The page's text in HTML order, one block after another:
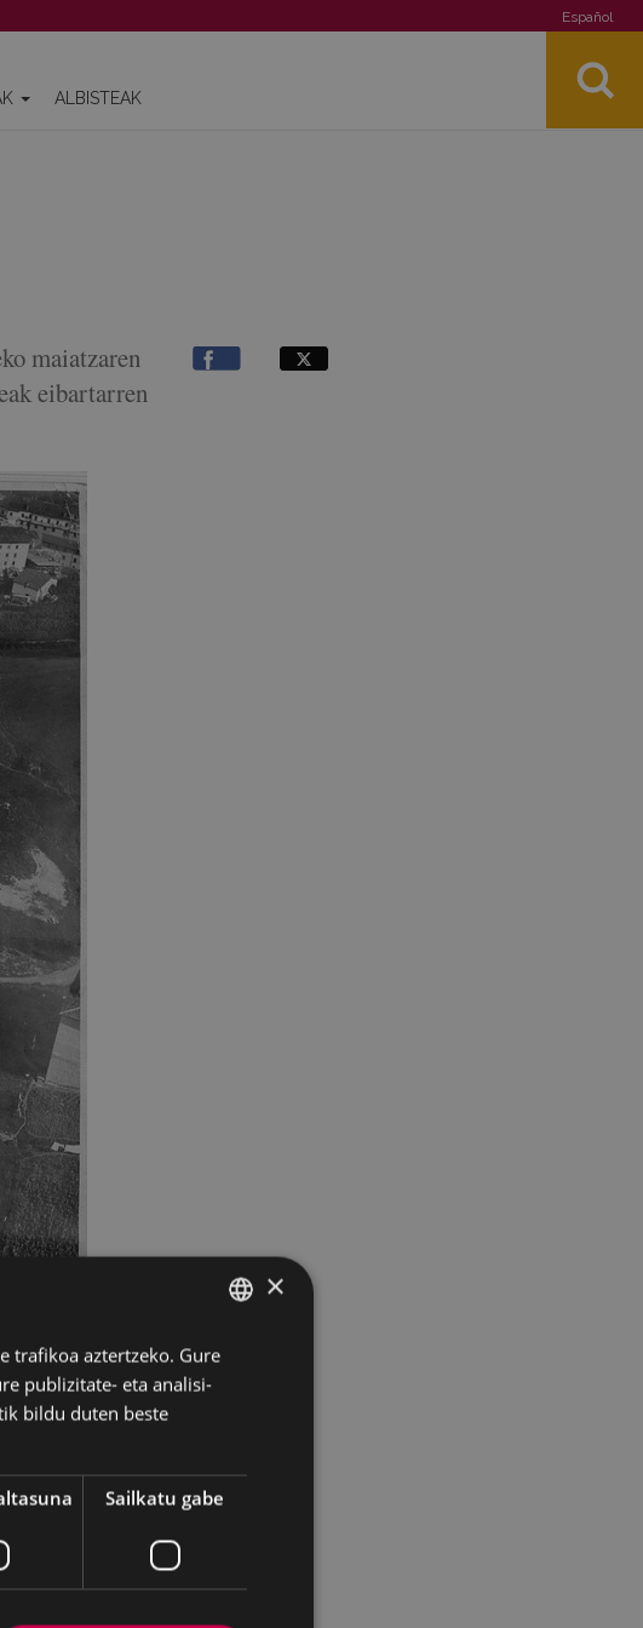
Español
ALBISTEAK
maiatzaren
eibartarren
8-0 galdu
kontra
ditu:
Gerra ostean
BASQUE
SPANISH
×
trafikoa aztertzeko. Gure
publizitate- eta analisi-
bildu duten beste
Sailkatu gabe